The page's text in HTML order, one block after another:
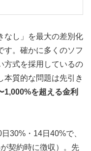
なし」を最大の差別化
す。確かに多くのソフ
方式を採用しているの
本質的な問題は先引き
1,000%を超える金利
30%・14日40%で、
契約時に徴収）。先